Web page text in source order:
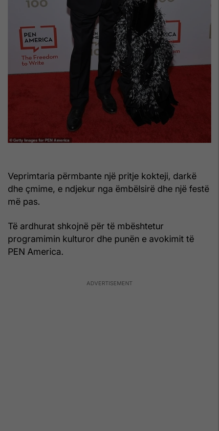
Veprimtaria përmbante një pritje kokteji, darkë
dhe çmime, e ndjekur nga ëmbëlsirë dhe një festë
më pas.
Të ardhurat shkojnë për të mbështetur
programimin kulturor dhe punën e avokimit të
PEN America.